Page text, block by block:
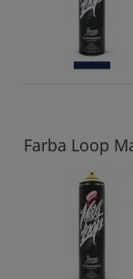
Farba Loop